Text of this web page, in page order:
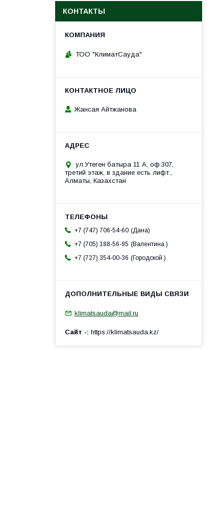
КОНТАКТЫ
ТОО "КлиматСауда"
Жансая Айтжанова
ул.Утеген батыра 11 А, оф.307,
третий этаж, в здание есть лифт.,
Алматы, Казахстан
+7 (747) 706-54-60 Дана
+7 (705) 188-56-95
Валентина
+7 (727) 354-00-36
Городской
klimatsauda@mail.ru
Сайт - https://klimatsauda.kz/